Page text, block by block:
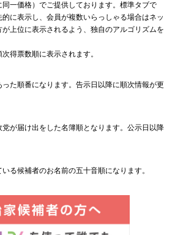
一価格）でご提供しております。標準タブで
に表示し、会員が複数いらっしゃる場合はネッ
が上位に表示されるよう、独自のアルゴリズムを
得票数順に表示されます。
た順番になります。告示日以降に順次情報が更
が届け出をした名簿順となります。公示日以降
る候補者のお名前の五十音順になります。